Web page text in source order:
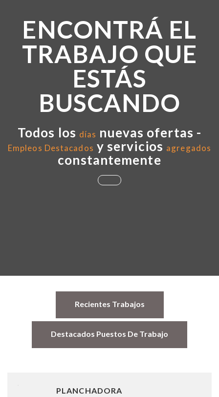
ENCONTRÁ EL
TRABAJO QUE
ESTÁS
BUSCANDO
Todos los días nuevas ofertas -
Empleos Destacados y servicios agregados
constantemente
Recientes Trabajos
Destacados Puestos De Trabajo
PLANCHADORA